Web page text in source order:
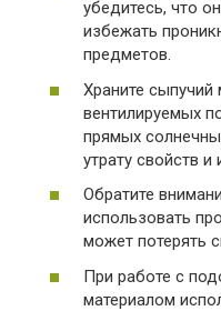
убедитесь, что
избежать
предметов.
Храните сыпучий
вентилируемых
прямых
утрату свойств
Обратите
использовать
может потерять
При работе с
материалом